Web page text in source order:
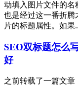
动填入图片文件的名
也是经过这一番折腾
片的标题属性。如果
SEO双标题怎么
好
之前转载了一篇文章